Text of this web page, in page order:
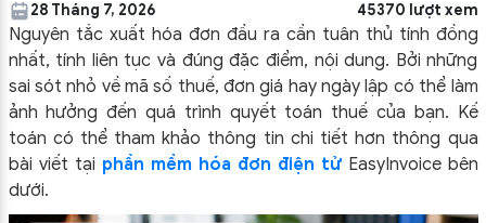
28 Tháng 7, 2026 45370 lượt xem
Nguyên tắc xuất hóa đơn đầu ra cần tuân thủ tính đồng
nhất, tính liên tục và đúng đặc điểm, nội dung. Bởi những
sai sót nhỏ về mã số thuế, đơn giá hay ngày lập có thể làm
ảnh hưởng đến quá trình quyết toán thuế của bạn. Kế
toán có thể tham khảo thông tin chi tiết hơn thông qua
bài viết tại phần mềm hóa đơn điện tửEasyInvoice bên
dưới.